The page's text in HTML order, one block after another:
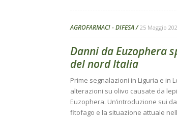
AGROFARMACI - DIFESA 25 Maggio
Danni da Euzophera
del nord Italia
Prime segnalazioni in Liguria e in
alterazioni su olivo causate da
Euzophera. Un’introduzione sui
fitofago e la situazione attuale